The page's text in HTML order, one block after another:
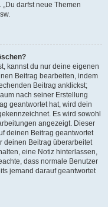
darfst neue Themen
kannst du nur deine eigenen
Beitrag bearbeiten, indem
Beitrag anklickst;
nach seiner Erstellung
geantwortet hat, wird dein
Es wird sowohl
angezeigt. Dieser
deinen Beitrag geantwortet
deinen Beitrag überarbeitet
eine Notiz hinterlassen,
dass normale Benutzer
jemand darauf geantwortet